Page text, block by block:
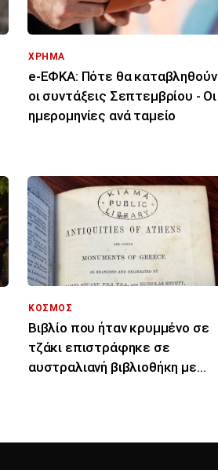
ΧΡΗΜΑ
e-ΕΦΚΑ: Πότε θα καταβληθούν
οι συντάξεις Σεπτεμβρίου - Οι
ημερομηνίες ανά ταμείο
ΚΟΣΜΟΣ
Βιβλίο που ήταν κρυμμένο σε
τζάκι επιστράφηκε σε
αυστραλιανή βιβλιοθήκη με